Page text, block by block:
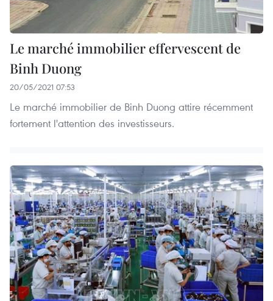
Le marché immobilier effervescent de
Binh Duong
20/05/2021 07:53
Le marché immobilier de Binh Duong attire récemment
fortement l'attention des investisseurs.